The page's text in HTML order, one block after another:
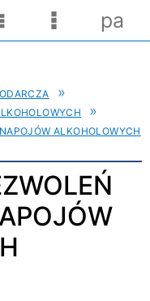
ALKOHOLOWYCH
Menu